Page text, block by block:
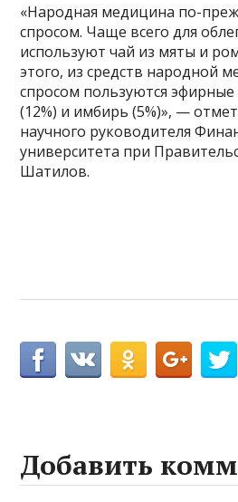
«Народная медицина по-
спросом. Чаще всего для
используют чай из мяты и
этого, из средств народной
спросом пользуются эфирные
(12%) и имбирь (5%)», —
научного руководителя
университета при
Шатилов.
Добавить